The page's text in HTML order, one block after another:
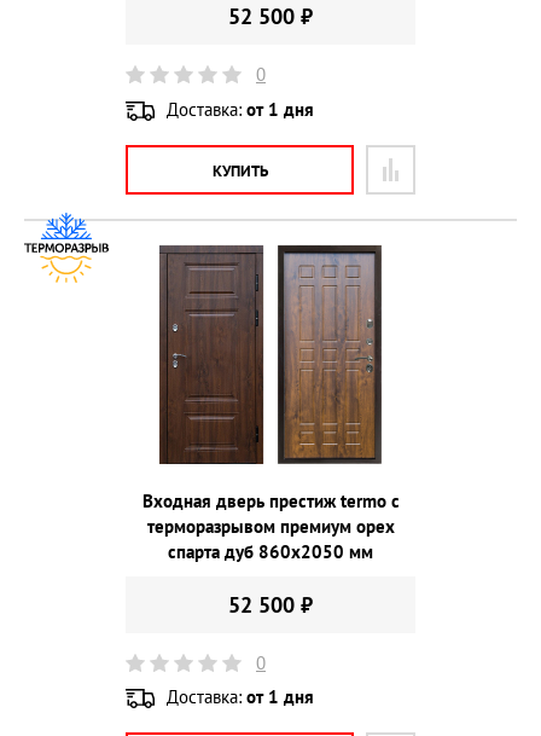
52 500 ₽
0
Доставка: от 1 дня
КУПИТЬ
Входная дверь престиж termo с
терморазрывом премиум орех
спарта дуб 860х2050 мм
52 500 ₽
0
Доставка: от 1 дня